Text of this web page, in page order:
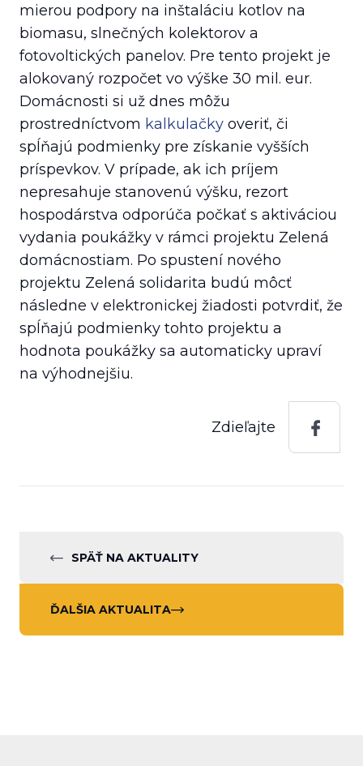
mierou podpory na inštaláciu kotlov na
biomasu, slnečných kolektorov a
fotovoltických panelov. Pre tento projekt je
alokovaný rozpočet vo výške 30 mil. eur.
Domácnosti si už dnes môžu
prostredníctvom kalkulačky overiť, či
spĺňajú podmienky pre získanie vyšších
príspevkov. V prípade, ak ich príjem
nepresahuje stanovenú výšku, rezort
hospodárstva odporúča počkať s aktiváciou
vydania poukážky v rámci projektu Zelená
domácnostiam. Po spustení nového
projektu Zelená solidarita budú môcť
následne v elektronickej žiadosti potvrdiť, že
spĺňajú podmienky tohto projektu a
hodnota poukážky sa automaticky upraví
na výhodnejšiu.
Zdieľajte
SPÄŤ NA AKTUALITY
ĎALŠIA AKTUALITA